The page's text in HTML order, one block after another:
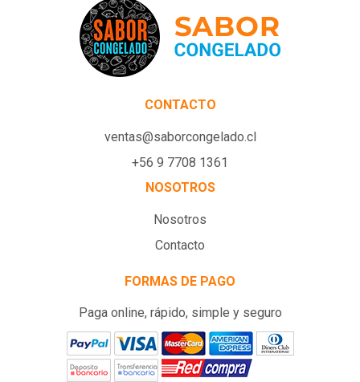
CONTACTO
ventas@saborcongelado.cl
+56 9 7708 1361
NOSOTROS
Nosotros
Contacto
FORMAS DE PAGO
Paga online, rápido, simple y seguro